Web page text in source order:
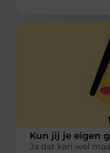
Kun jij je eigen
Ja dat kan wel